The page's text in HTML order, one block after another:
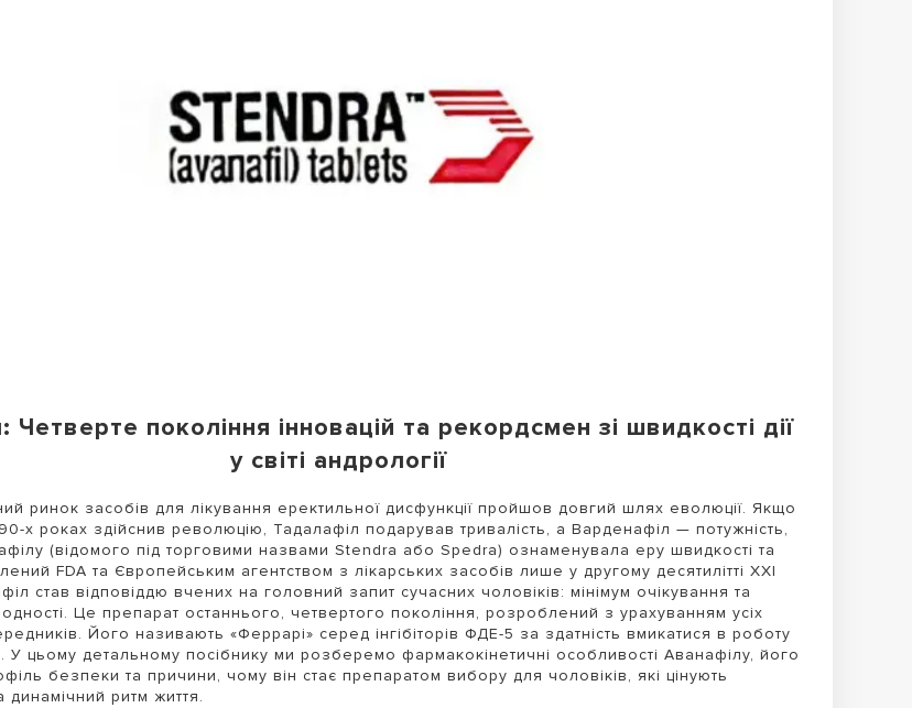
Четверте покоління інновацій та рекордсмен зі швидкості дії
у світі андрології
ринок засобів для лікування еректильної дисфункції пройшов довгий шлях еволюції. Якщо
х роках здійснив революцію, Тадалафіл подарував тривалість, а Варденафіл — потужність,
(відомого під торговими назвами Stendra або Spedra) ознаменувала еру швидкості та
FDA та Європейським агентством з лікарських засобів лише у другому десятилітті XXI
став відповіддю вчених на головний запит сучасних чоловіків: мінімум очікування та
Це препарат останнього, четвертого покоління, розроблений з урахуванням усіх
Його називають «Феррарі» серед інгібіторів ФДЕ-5 за здатність вмикатися в роботу
У цьому детальному посібнику ми розберемо фармакокінетичні особливості Аванафілу, його
безпеки та причини, чому він стає препаратом вибору для чоловіків, які цінують
динамічний ритм життя.